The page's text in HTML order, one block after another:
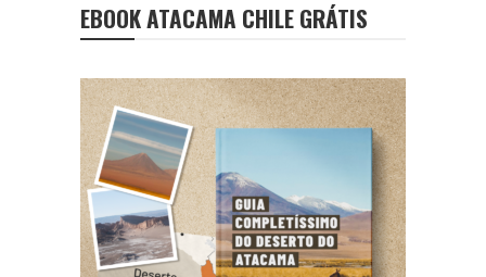
EBOOK ATACAMA CHILE GRÁTIS